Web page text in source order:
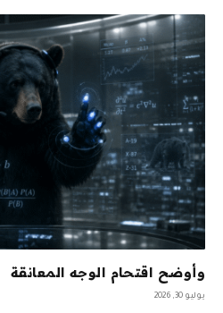
وأوضح اقتحام الوجه المعانقة
يوليو 30, 2026